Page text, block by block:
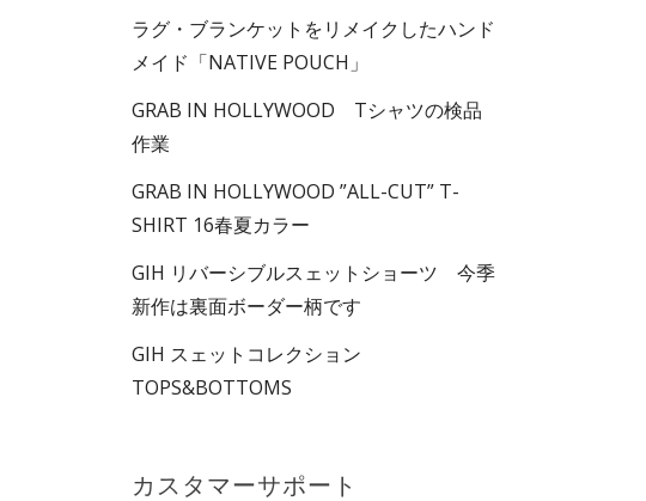
ラグ・ブランケットをリメイクしたハンド
メイド「NATIVE POUCH」
GRAB IN HOLLYWOOD Tシャツの検品
作業
GRAB IN HOLLYWOOD ”ALL-CUT” T-
SHIRT 16春夏カラー
GIH リバーシブルスェットショーツ 今季
新作は裏面ボーダー柄です
GIH スェットコレクション
TOPS&BOTTOMS
カスタマーサポート